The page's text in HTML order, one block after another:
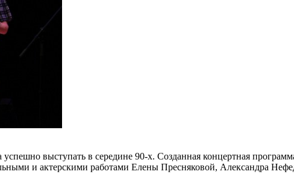
выступать в середине 90-х. Созданная концертная
и актерскими работами Елены Пресняковой, Александра